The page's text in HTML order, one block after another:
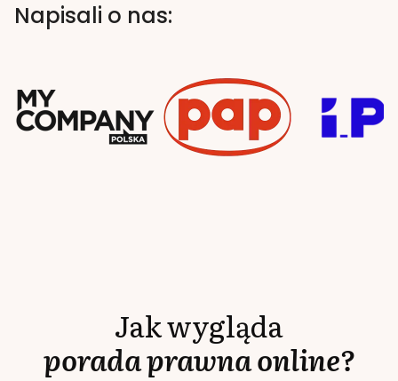
Napisali o nas:
Jak wygląda
porada prawna online?